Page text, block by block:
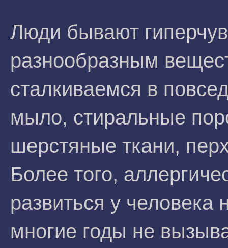
Люди бывают
разнообразным
сталкиваемся в
мыло, стиральные
шерстяные ткани,
Более того,
развиться у человека
многие годы не